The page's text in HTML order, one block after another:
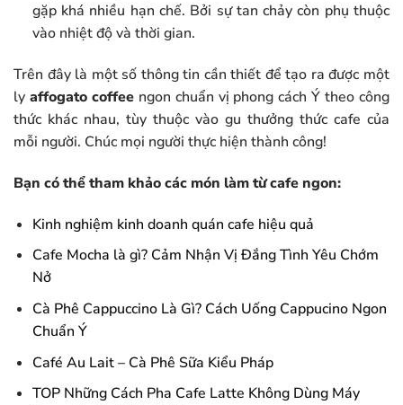
gặp khá nhiều hạn chế. Bởi sự tan chảy còn phụ thuộc
vào nhiệt độ và thời gian.
Trên đây là một số thông tin cần thiết để tạo ra được một
ly affogato coffeengon chuẩn vị phong cách Ý theo công
thức khác nhau, tùy thuộc vào gu thưởng thức cafe của
mỗi người. Chúc mọi người thực hiện thành công!
Bạn có thể tham khảo các món làm từ cafe ngon:
Kinh nghiệm kinh doanh quán cafe hiệu quả
Cafe Mocha là gì? Cảm Nhận Vị Đắng Tình Yêu Chớm
Nở
Cà Phê Cappuccino Là Gì? Cách Uống Cappucino Ngon
Chuẩn Ý
Café Au Lait – Cà Phê Sữa Kiểu Pháp
TOP Những Cách Pha Cafe Latte Không Dùng Máy